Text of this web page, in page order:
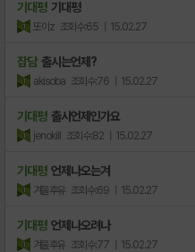
기대평 기대평
또이z 조회수:65 | 15.02.27
잡담 출시는언제?
akisoba 조회수:76 | 15.02.27
기대평 출시언제인가요
jenokill 조회수:82 | 15.02.27
기대평 언제나오는겨
겨울후유 조회수:69 | 15.02.27
기대평 언제나오려나
겨울후유 조회수:77 | 15.02.27